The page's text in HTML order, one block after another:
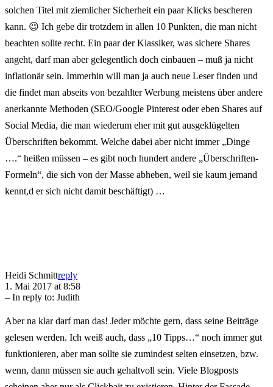
solchen Titel mit ziemlicher Sicherheit ein paar Klicks bescheren
kann. 😉 Ich gebe dir trotzdem in allen 10 Punkten, die man nicht
beachten sollte recht. Ein paar der Klassiker, was sichere Shares
angeht, darf man aber gelegentlich doch einbauen – muß ja nicht
inflationär sein. Immerhin will man ja auch neue Leser finden und
die findet man abseits von bezahlter Werbung meistens über andere
anerkannte Methoden (SEO/Google Pinterest oder eben Shares auf
Social Media, die man wiederum eher mit gut ausgeklügelten
Überschriften bekommt. Welche dabei aber nicht immer „Dinge
….“ heißen müssen – es gibt noch hundert andere „Überschriften-
Formeln“, die sich von der Masse abheben, weil sie kaum jemand
kennt,d er sich nicht damit beschäftigt) …
Heidi Schmittreply
1. Mai 2017 at 8:58
– In reply to: Judith
Aber na klar darf man das! Jeder möchte gern, dass seine Beiträge
gelesen werden. Ich weiß auch, dass „10 Tipps…“ noch immer gut
funktionieren, aber man sollte sie zumindest selten einsetzen, bzw.
wenn, dann müssen sie auch gehaltvoll sein. Viele Blogposts